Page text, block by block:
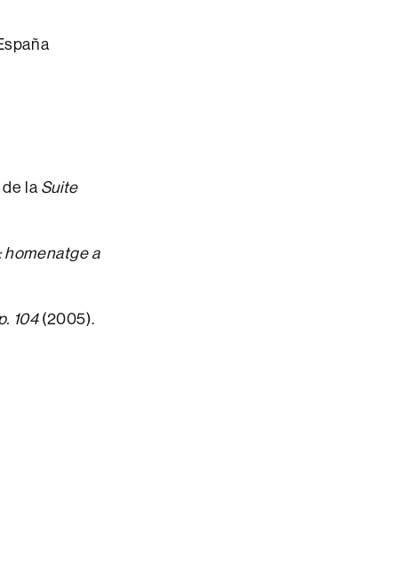
de la Suite
a
104(2005).